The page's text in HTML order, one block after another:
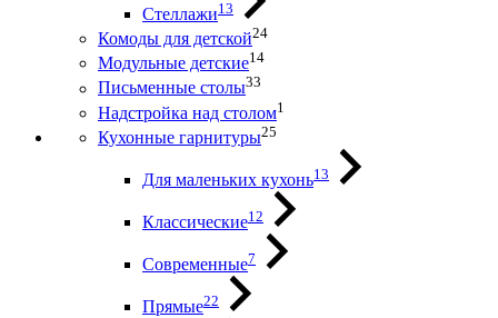
Стеллажи13
Комоды для детской24
Модульные детские14
Письменные столы33
Надстройка над столом1
Кухонные гарнитуры25
Для маленьких кухонь13
Классические12
Современные7
Прямые22